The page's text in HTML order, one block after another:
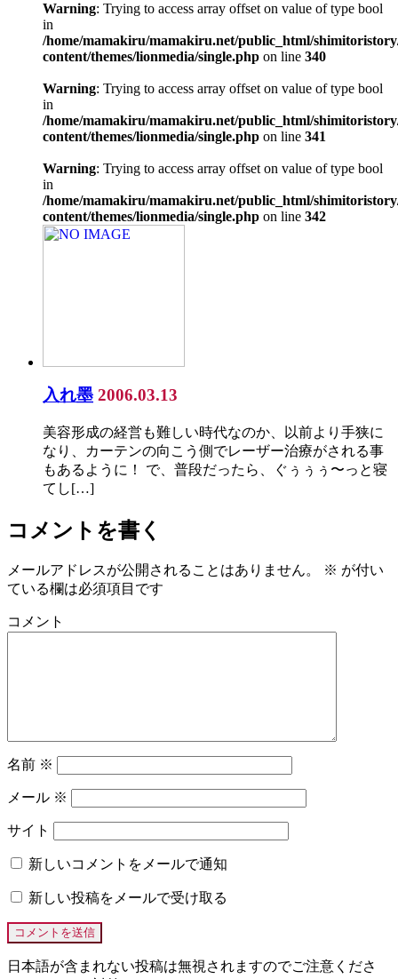
Warning: Trying to access array offset on value of type bool
in
/home/mamakiru/mamakiru.net/public_html/
content/themes/lionmedia/single.php on line 340
Warning: Trying to access array offset on value of type bool
in
/home/mamakiru/mamakiru.net/public_html/
content/themes/lionmedia/single.php on line 341
Warning: Trying to access array offset on value of type bool
in
/home/mamakiru/mamakiru.net/public_html/
content/themes/lionmedia/single.php on line 342
入れ墨 2006.03.13
美容形成の経営も難しい時代なのか、以前より手狭に
なり、カーテンの向こう側でレーザー治療がされる事
もあるように！ で、普段だったら、ぐぅぅぅ〜っと寝
てし[…]
コメントを書く
メールアドレスが公開されることはありません。 ※ が付い
ている欄は必須項目です
コメント
名前 ※
メール ※
サイト
新しいコメントをメールで通知
新しい投稿をメールで受け取る
日本語が含まれない投稿は無視されますのでご注意くださ